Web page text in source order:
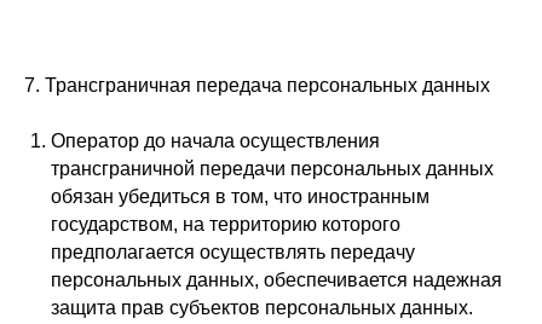
7. Трансграничная передача персональных данных
Оператор до начала осуществления
трансграничной передачи персональных данных
обязан убедиться в том, что иностранным
государством, на территорию которого
предполагается осуществлять передачу
персональных данных, обеспечивается надежная
защита прав субъектов персональных данных.